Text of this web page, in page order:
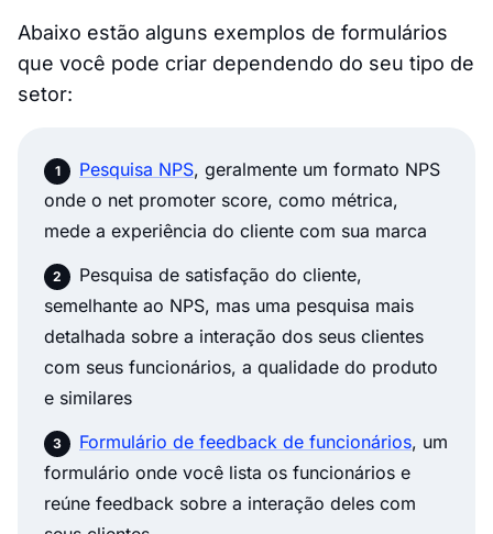
Abaixo estão alguns exemplos de formulários
que você pode criar dependendo do seu tipo de
setor:
Pesquisa NPS, geralmente um formato NPS
onde o net promoter score, como métrica,
mede a experiência do cliente com sua marca
Pesquisa de satisfação do cliente,
semelhante ao NPS, mas uma pesquisa mais
detalhada sobre a interação dos seus clientes
com seus funcionários, a qualidade do produto
e similares
Formulário de feedback de funcionários, um
formulário onde você lista os funcionários e
reúne feedback sobre a interação deles com